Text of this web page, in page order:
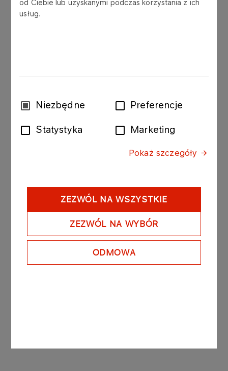
od Ciebie lub uzyskanymi podczas korzystania z ich
usług.
WybórNiezbędne Preferencje
Statystyka Marketing
Pokaż szczegóły
ZEZWÓL NA WSZYSTKIE
ZEZWÓL NA WYBÓR
ODMOWA
27.07.2012r. Grupa LOTOS i Shell International
Grupy LOTOS (największa pod względem wartości
umowy z 27.07.2012r. wyniosła ok. 276 mln zł.
Umowa nie zawiera warunku ani terminu
zawieszającego, nie przewiduje kar umownych
oraz została zawarta na warunkach powszechnie
Podstawą prawną przekazania raportu bieżącego
jest §5 ust.1 pkt 3 Rozporządzenia Ministra
Finansów z dnia 19 lutego 2009 r. w sprawie
informacji bieżących i okresowych
przekazywanych przez emitentów papierów
wartościowych oraz warunków uznania za
równoważne informacji wymaganych przepisami